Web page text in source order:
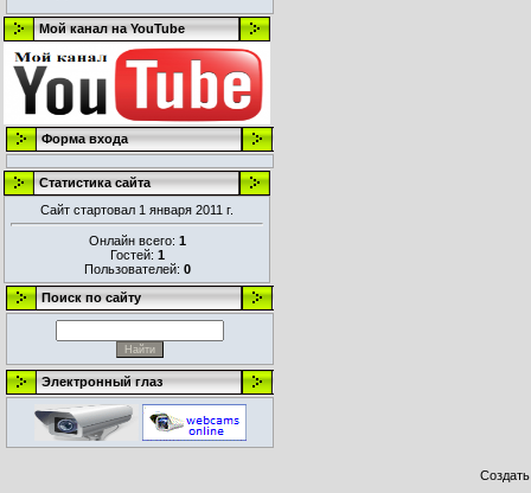
Мой канал на YouTube
Форма входа
Статистика сайта
Сайт стартовал 1 января 2011 г.
Онлайн всего: 1
Гостей: 1
Пользователей: 0
Поиск по сайту
Электронный глаз